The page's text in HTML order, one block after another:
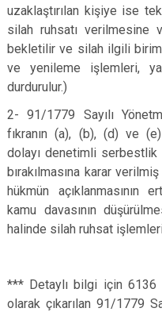
uzaklaştırılan kişiye ise
silah ruhsatı verilmesine
bekletilir ve silah ilgili
ve yenileme işlemleri,
durdurulur.)
2- 91/1779 Sayılı
fıkranın (a), (b), (d) ve
dolayı denetimli serbestlik
bırakılmasına karar
hükmün açıklanmasının
kamu davasının
halinde silah ruhsat işlemleri
*** Detaylı bilgi için 6136
olarak çıkarılan 91/1779